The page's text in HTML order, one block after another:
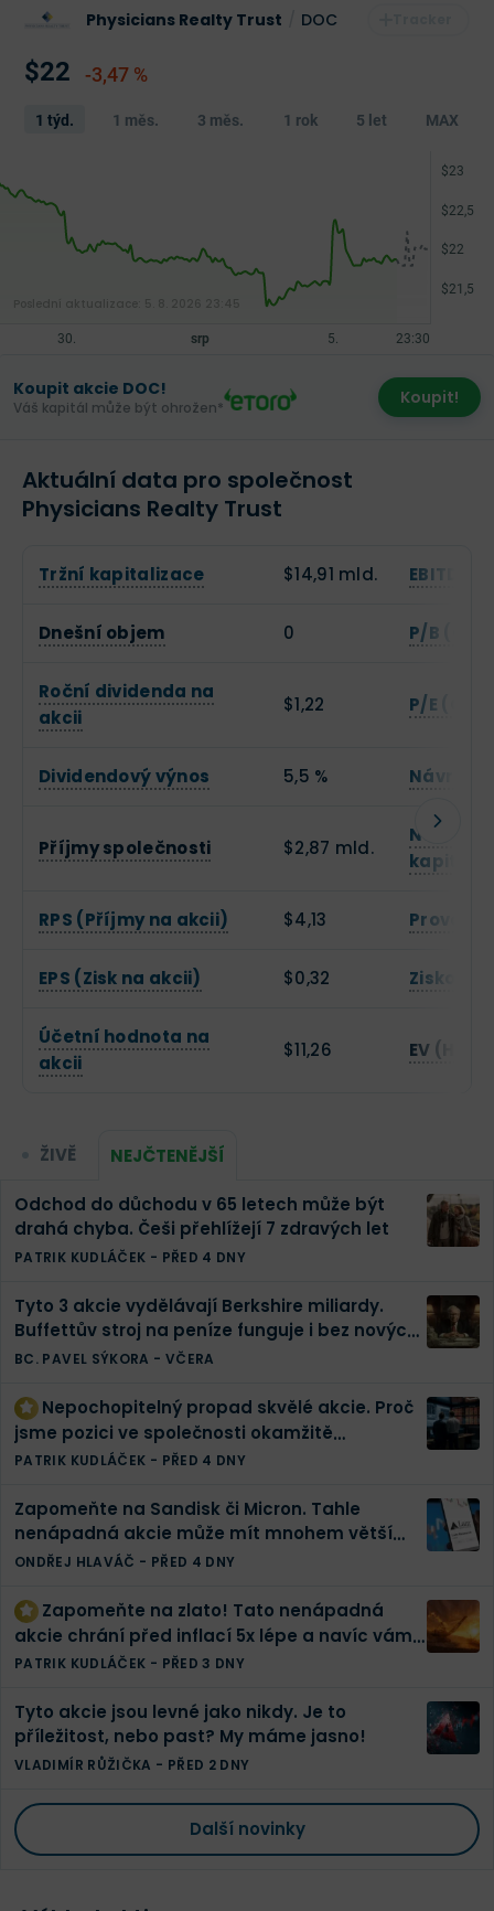
Physicians Realty Trust DOC
$22 -3,47 %
1 týd. 1 měs. 3 měs. 1 rok 5 let MAX
Koupit akcie DOC!
Váš kapitál může být ohrožen* Koupit!
Aktuální data pro společnost
Physicians Realty Trust
Tržní kapitalizace $14,91 mld. EBITDA
Dnešní objem 0 P/B
Roční dividenda na
akcii
$1,22 P/E
Dividendový výnos 5,5 %
Příjmy společnosti $2,87 mld.
kapitálu
RPS (Příjmy na akcii) $4,13
EPS (Zisk na akcii) $0,32 Zisková
Účetní hodnota na
akcii
$11,26 EV
ŽIVĚ NEJČTENĚJŠÍ
Odchod do důchodu v 65 letech může být
drahá chyba. Češi přehlížejí 7 zdravých let
PATRIK KUDLÁČEK - PŘED 4 DNY
Tyto 3 akcie vydělávají Berkshire miliardy.
Buffettův stroj na peníze funguje i bez nových
investic
BC. PAVEL SÝKORA - VČERA
Nepochopitelný propad skvělé akcie. Proč
jsme pozici ve společnosti okamžitě
zdvojnásobili | Finex akciové portfolio
PATRIK KUDLÁČEK - PŘED 4 DNY
Zapomeňte na Sandisk či Micron. Tahle
nenápadná akcie může mít mnohem větší
potenciál
ONDŘEJ HLAVÁČ - PŘED 4 DNY
Zapomeňte na zlato! Tato nenápadná
akcie chrání před inflací 5x lépe a navíc vám
vyplatí tučnou dividendu
PATRIK KUDLÁČEK - PŘED 3 DNY
Tyto akcie jsou levné jako nikdy. Je to
příležitost, nebo past? My máme jasno!
VLADIMÍR RŮŽIČKA - PŘED 2 DNY
Další novinky